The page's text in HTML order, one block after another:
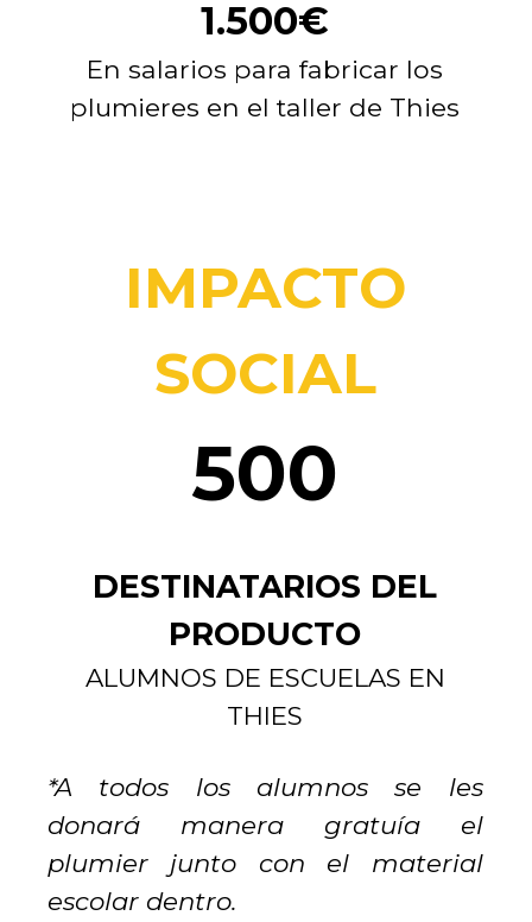
1.500€
En salarios para fabricar los
plumieres en el taller de Thies
IMPACTO
SOCIAL
500
DESTINATARIOS DEL
PRODUCTO
ALUMNOS DE ESCUELAS EN
THIES
*A todos los alumnos se les
donará manera gratuía el
plumier junto con el material
escolar dentro.